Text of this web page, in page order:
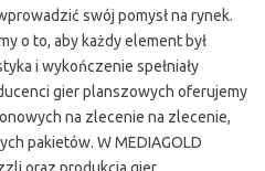
swój pomysł na rynek.
o to, aby każdy element był
i wykończenie spełniały
gier planszowych oferujemy
na zlecenie na zlecenie,
pakietów. W MEDIAGOLD